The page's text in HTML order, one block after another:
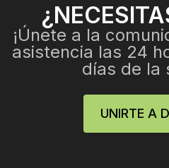
¡Únete a la
asistencia las 24
días de la
UNIRTE A